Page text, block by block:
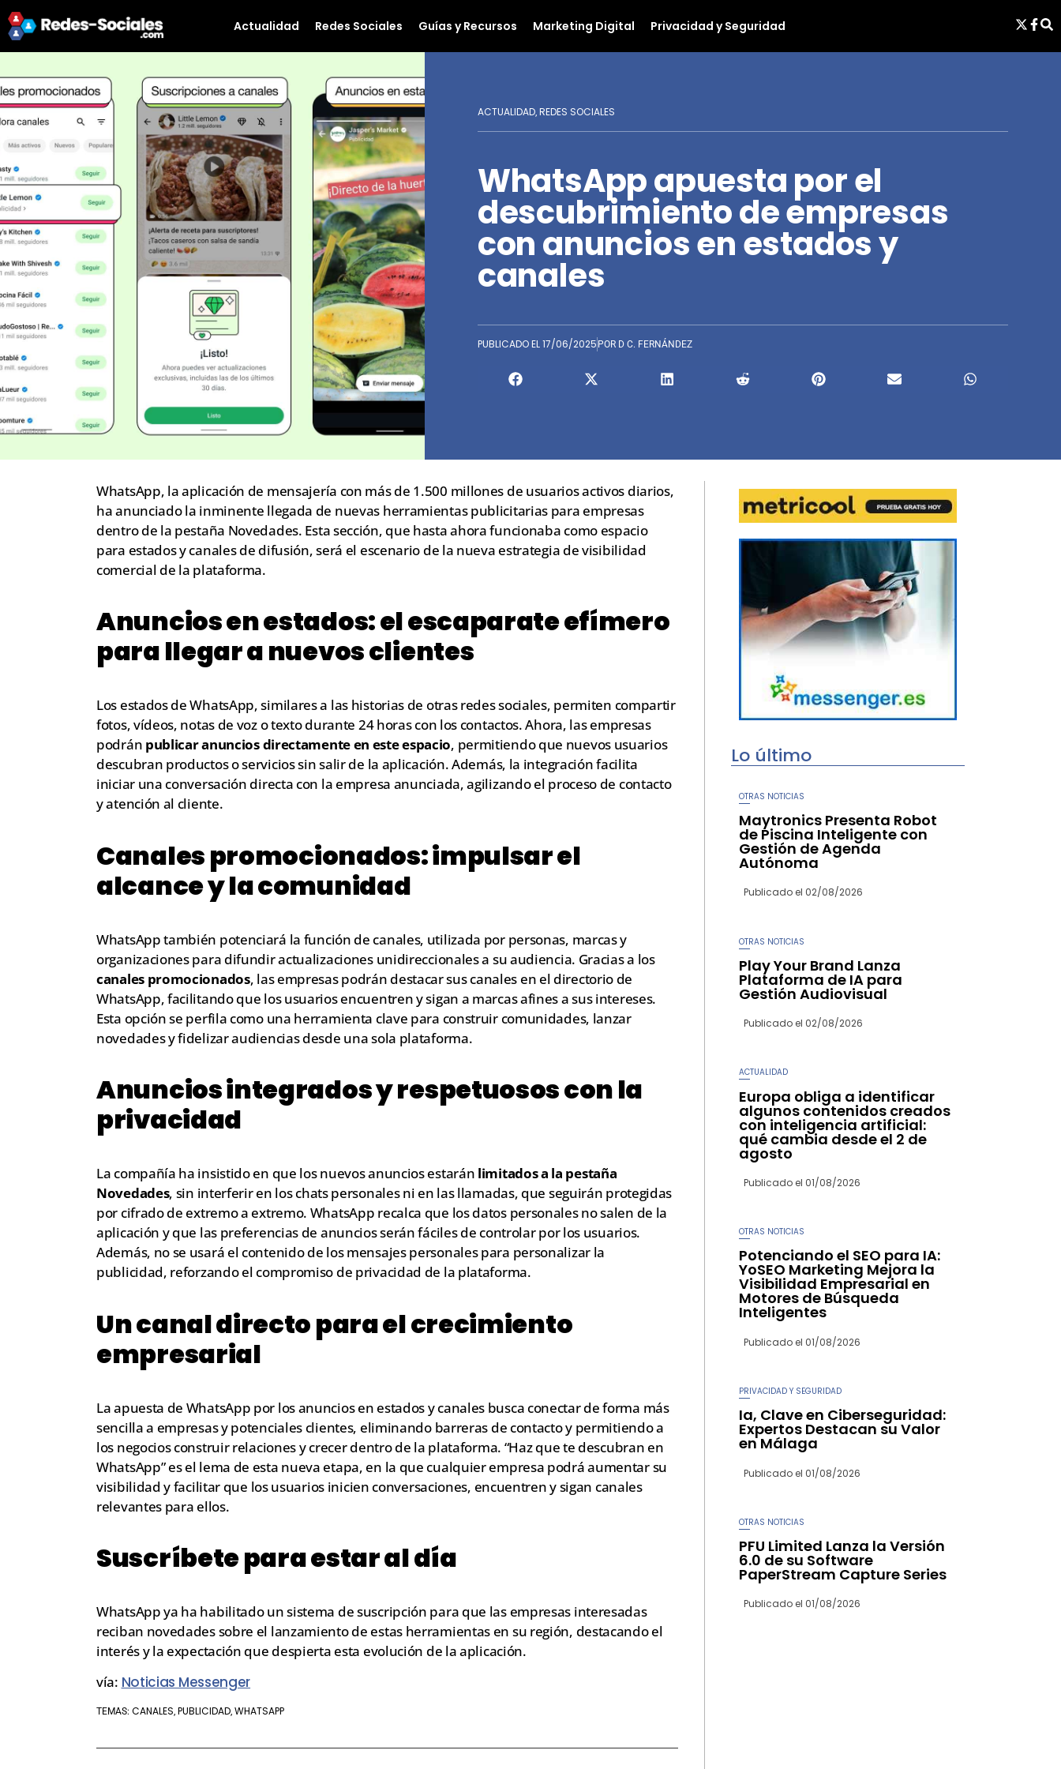
Actualidad Redes Sociales Guías y Recursos Marketing Digital Privacidad y Seguridad
ACTUALIDAD, REDES SOCIALES
WhatsApp apuesta por el
descubrimiento de empresas
con anuncios en estados y
canales
PUBLICADO EL17/06/2025 POR D C. FERNÁNDEZ
WhatsApp, la aplicación de mensajería con más de 1.500 millones de usuarios activos diarios,
ha anunciado la inminente llegada de nuevas herramientas publicitarias para empresas
dentro de la pestaña Novedades. Esta sección, que hasta ahora funcionaba como espacio
para estados y canales de difusión, será el escenario de la nueva estrategia de visibilidad
comercial de la plataforma.
Anuncios en estados: el escaparate efímero
para llegar a nuevos clientes
Los estados de WhatsApp, similares a las historias de otras redes sociales, permiten compartir
fotos, vídeos, notas de voz o texto durante 24 horas con los contactos. Ahora, las empresas
podrán publicar anuncios directamente en este espacio, permitiendo que nuevos usuarios
descubran productos o servicios sin salir de la aplicación. Además, la integración facilita
iniciar una conversación directa con la empresa anunciada, agilizando el proceso de contacto
y atención al cliente.
Canales promocionados: impulsar el
alcance y la comunidad
WhatsApp también potenciará la función de canales, utilizada por personas, marcas y
organizaciones para difundir actualizaciones unidireccionales a su audiencia. Gracias a los
canales promocionados, las empresas podrán destacar sus canales en el directorio de
WhatsApp, facilitando que los usuarios encuentren y sigan a marcas afines a sus intereses.
Esta opción se perfila como una herramienta clave para construir comunidades, lanzar
novedades y fidelizar audiencias desde una sola plataforma.
Anuncios integrados y respetuosos con la
privacidad
La compañía ha insistido en que los nuevos anuncios estarán limitados a la pestaña
Novedades, sin interferir en los chats personales ni en las llamadas, que seguirán protegidas
por cifrado de extremo a extremo. WhatsApp recalca que los datos personales no salen de la
aplicación y que las preferencias de anuncios serán fáciles de controlar por los usuarios.
Además, no se usará el contenido de los mensajes personales para personalizar la
publicidad, reforzando el compromiso de privacidad de la plataforma.
Un canal directo para el crecimiento
empresarial
La apuesta de WhatsApp por los anuncios en estados y canales busca conectar de forma más
sencilla a empresas y potenciales clientes, eliminando barreras de contacto y permitiendo a
los negocios construir relaciones y crecer dentro de la plataforma. “Haz que te descubran en
WhatsApp” es el lema de esta nueva etapa, en la que cualquier empresa podrá aumentar su
visibilidad y facilitar que los usuarios inicien conversaciones, encuentren y sigan canales
relevantes para ellos.
Suscríbete para estar al día
WhatsApp ya ha habilitado un sistema de suscripción para que las empresas interesadas
reciban novedades sobre el lanzamiento de estas herramientas en su región, destacando el
interés y la expectación que despierta esta evolución de la aplicación.
vía: Noticias Messenger
TEMAS: CANALES PUBLICIDAD WHATSAPP
Lo último
OTRAS NOTICIAS
Maytronics Presenta Robot
de Piscina Inteligente con
Gestión de Agenda
Autónoma
Publicado el 02/08/2026
OTRAS NOTICIAS
Play Your Brand Lanza
Plataforma de IA para
Gestión Audiovisual
Publicado el 02/08/2026
ACTUALIDAD
Europa obliga a identificar
algunos contenidos creados
con inteligencia artificial:
qué cambia desde el 2 de
agosto
Publicado el 01/08/2026
OTRAS NOTICIAS
Potenciando el SEO para IA:
YoSEO Marketing Mejora la
Visibilidad Empresarial en
Motores de Búsqueda
Inteligentes
Publicado el 01/08/2026
PRIVACIDAD Y SEGURIDAD
Ia, Clave en Ciberseguridad:
Expertos Destacan su Valor
en Málaga
Publicado el 01/08/2026
OTRAS NOTICIAS
PFU Limited Lanza la Versión
6.0 de su Software
PaperStream Capture Series
Publicado el 01/08/2026